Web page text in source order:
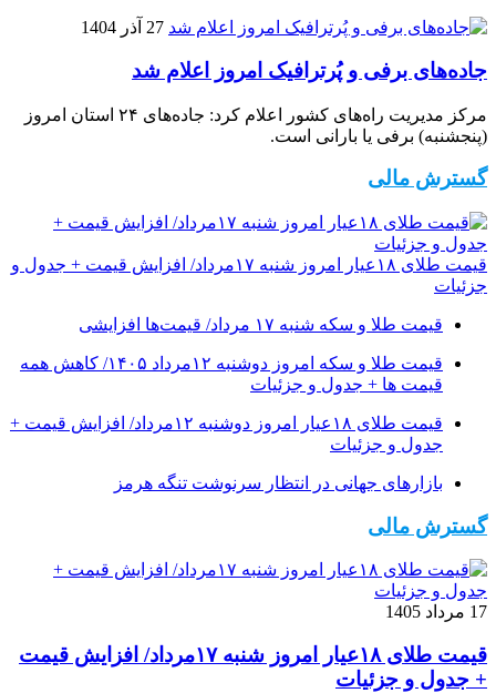
27 آذر 1404
جاده‌های برفی و پُرترافیک امروز اعلام شد
مرکز مدیریت راه‌های کشور اعلام کرد: جاده‌های ۲۴ استان امروز
(پنجشنبه) برفی یا بارانی است.
گسترش مالی
قیمت طلای ۱۸عیار امروز شنبه ۱۷مرداد/ افزایش قیمت + جدول و
جزئیات
قیمت طلا و سکه شنبه ۱۷ مرداد/ قیمت‌ها افزایشی
قیمت طلا و سکه امروز دوشنبه ۱۲مرداد ۱۴۰۵/ کاهش همه
قیمت ها + جدول و جزئیات
قیمت طلای ۱۸عیار امروز دوشنبه ۱۲مرداد/ افزایش قیمت +
جدول و جزئیات
بازارهای جهانی در انتظار سرنوشت تنگه هرمز
گسترش مالی
17 مرداد 1405
قیمت طلای ۱۸عیار امروز شنبه ۱۷مرداد/ افزایش قیمت
+ جدول و جزئیات